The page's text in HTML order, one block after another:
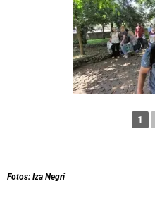
1
Fotos: Iza Negri